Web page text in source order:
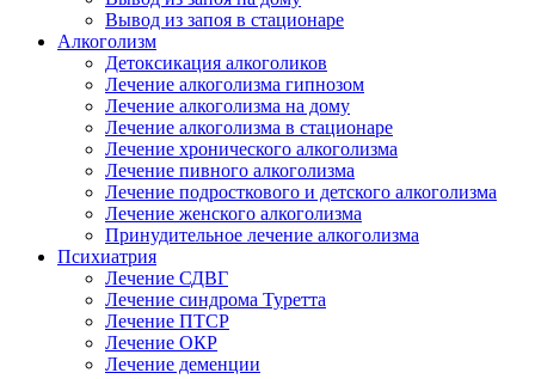
Вывод из запоя в стационаре
Алкоголизм
Детоксикация алкоголиков
Лечение алкоголизма гипнозом
Лечение алкоголизма на дому
Лечение алкоголизма в стационаре
Лечение хронического алкоголизма
Лечение пивного алкоголизма
Лечение подросткового и детского алкоголизма
Лечение женского алкоголизма
Принудительное лечение алкоголизма
Психиатрия
Лечение СДВГ
Лечение синдрома Туретта
Лечение ПТСР
Лечение ОКР
Лечение деменции